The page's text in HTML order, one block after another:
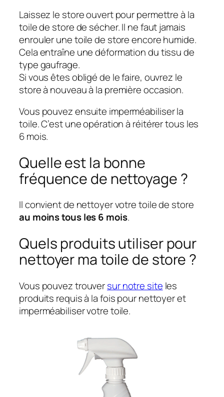
Laissez le store ouvert pour permettre à la
toile de store de sécher. Il ne faut jamais
enrouler une toile de store encore humide.
Cela entraîne une déformation du tissu de
type gaufrage.
Si vous êtes obligé de le faire, ouvrez le
store à nouveau à la première occasion.
Vous pouvez ensuite imperméabiliser la
toile. C’est une opération à réitérer tous les
6 mois.
Quelle est la bonne
fréquence de nettoyage ?
Il convient de nettoyer votre toile de store
au moins tous les 6 mois.
Quels produits utiliser pour
nettoyer ma toile de store ?
Vous pouvez trouversur notre site les
produits requis à la fois pour nettoyer et
imperméabiliser votre toile.